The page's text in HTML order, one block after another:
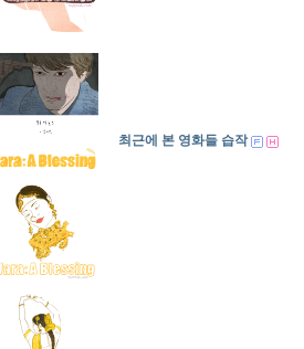
최근에 본 영화들 습작